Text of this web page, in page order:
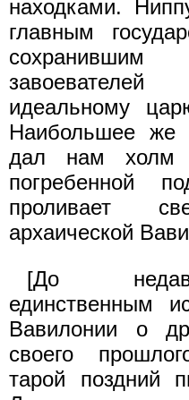
находками.
главным
завоевателей
идеальному
Наибольшее же
дал нам холм
погребенной
проливает
архаической
[До
единственным
Вавилонии о
своего
тарой поздний